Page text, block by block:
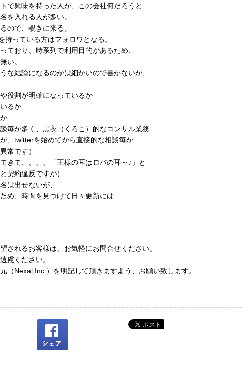
で興味を持った人が、この会社何だろうと
を入れる人が多い。
ので、覗きに来る。
っている方はフォロワとなる。
ており、時系列で利用目的があるため、
い。
な結論になるのかは細かいので書かないが、
役割が明確になっているか
るか
毎が多く、黒衣（くろこ）的なコンサル業務
、twitterを始めてから直接的な相談毎が
常です）
きて、、、、「王様の耳はロバの耳～♪」と
契約違反ですが）
は出せないが、
め、時間を見つけて日々更新には
されるお客様は、お気軽にお問合せください。
慮ください。
（Nexal,Inc.）を明記して頂きますよう、お願い致します。